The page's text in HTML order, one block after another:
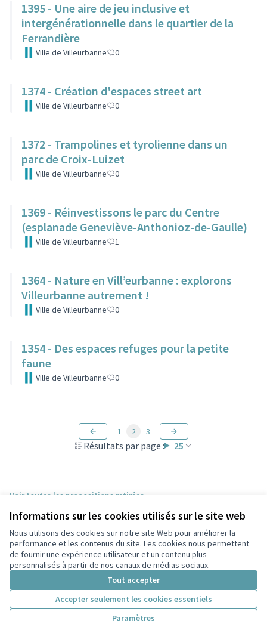
Informations sur les cookies utilisés sur le site web
Nous utilisons des cookies sur notre site Web pour améliorer la
performance et les contenus du site. Les cookies nous permettent
de fournir une expérience utilisateur et un contenu plus
personnalisés à partir de nos canaux de médias sociaux.
Tout accepter
Accepter seulement les cookies essentiels
Paramètres
1395 - Une aire de jeu inclusive et
intergénérationnelle dans le quartier de la
Ferrandière
Ville de Villeurbanne 0
1374 - Création d'espaces street art
Ville de Villeurbanne 0
1372 - Trampolines et tyrolienne dans un
parc de Croix-Luizet
Ville de Villeurbanne 0
1369 - Réinvestissons le parc du Centre
(esplanade Geneviève-Anthonioz-de-Gaulle)
Ville de Villeurbanne 1
1364 - Nature en Vill’eurbanne : explorons
Villeurbanne autrement !
Ville de Villeurbanne 0
1354 - Des espaces refuges pour la petite
faune
Ville de Villeurbanne 0
Résultats par page : 25
1 2 3
Voir toutes les propositions retirées
Conditions d'utilisation
Paramètres des cookies
Participez Villeurbanne sur X
(Lien externe)
Participez Villeurbanne sur Facebook
Participez Villeurbanne sur Instagram
Participez Villeurbanne sur YouTube
(Lien externe)
Licence
(Lien